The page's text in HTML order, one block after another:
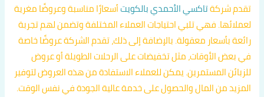
تقدم شركةتاكسي الأحمدي بالكويتأسعارًا مناسبة وعروضًا مغرية
لعملائها. فهي تلبي احتياجات العملاء المختلفة وتضمن لهم تجربة
رائعة بأسعار معقولة. بالإضافة إلى ذلك، تقدم الشركة عروضًا خاصة
في بعض الأوقات، مثل تخفيضات على الرحلات الطويلة أو عروض
للزبائن المستمرين. يمكن للعملاء الاستفادة من هذه العروض لتوفير
المزيد من المال والحصول على خدمة عالية الجودة في نفس الوقت.